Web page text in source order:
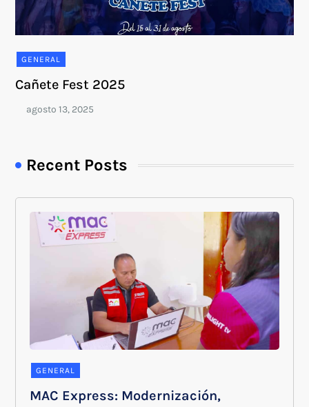
GENERAL
Cañete Fest 2025
Recent Posts
GENERAL
MAC Express: Modernización,